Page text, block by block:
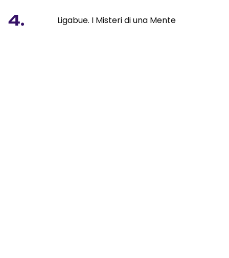
4. Ligabue. I Misteri di una Mente